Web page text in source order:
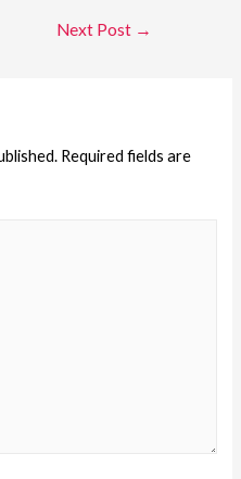
Next Post →
Required fields are